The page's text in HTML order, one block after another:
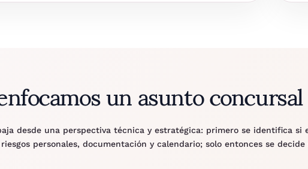
un asunto
desde una perspectiva técnica y estratégica: primero se identifica
personales, documentación y calendario; solo entonces se